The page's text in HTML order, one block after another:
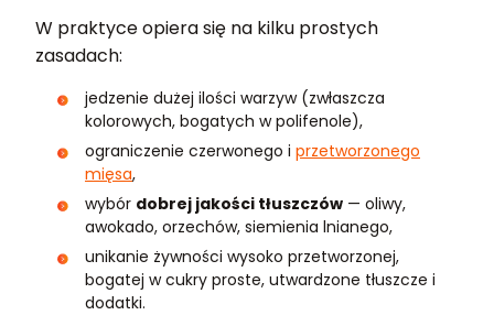
W praktyce opiera się na kilku prostych
zasadach:
jedzenie dużej ilości warzyw (zwłaszcza
kolorowych, bogatych w polifenole),
ograniczenie czerwonego i przetworzonego
mięsa,
wybór dobrej jakości tłuszczów — oliwy,
awokado, orzechów, siemienia lnianego,
unikanie żywności wysoko przetworzonej,
bogatej w cukry proste, utwardzone tłuszcze i
dodatki.